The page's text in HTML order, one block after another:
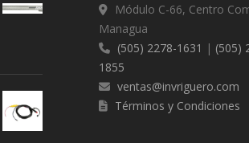
Módulo C-66, Centro
Managua
(505) 2278-1631 | (505)
1855
ventas@invriguero.com
Términos y Condiciones